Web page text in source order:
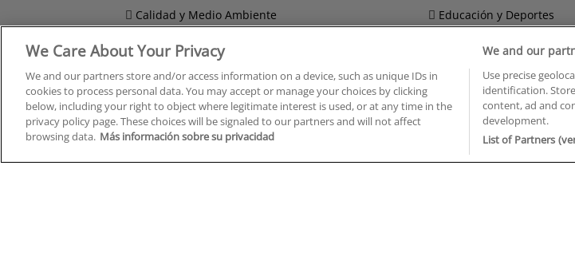
Calidad y Medio Ambiente
Compras, Logística y Transporte
Derecho y Seguridad
Educación y Deportes
Imagen Personal
Informática y
BUSCA TUS CURSOS EN
We Care About Your Privacy
We and our partners store and/or access information on a device, such as unique IDs in
cookies to process personal data. You may accept or manage your choices by clicking
below, including your right to object where legitimate interest is used, or at any time in the
privacy policy page. These choices will be signaled to our partners and will not affect
browsing data. Más información sobre su privacidad
We and our
Use precise
identification.
content, ad and
development.
List of Partners